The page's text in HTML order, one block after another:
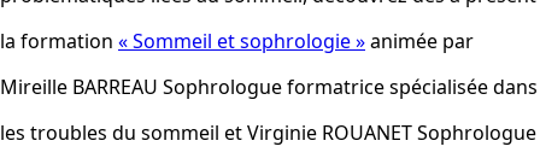
la formation « Sommeil et sophrologie »animée par
Mireille BARREAU Sophrologue formatrice spécialisée dans
les troubles du sommeil et Virginie ROUANET Sophrologue